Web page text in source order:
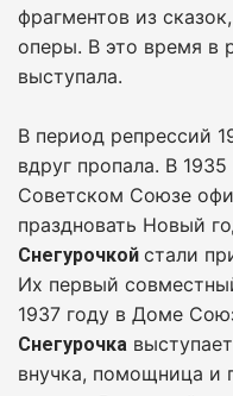
фрагментов из
оперы. В это время в
выступала.
В период репрессий
вдруг пропала. В
Советском Союзе
праздновать Новый
Снегурочкой стали
Их первый
1937 году в Доме
Снегурочка
внучка, помощница и